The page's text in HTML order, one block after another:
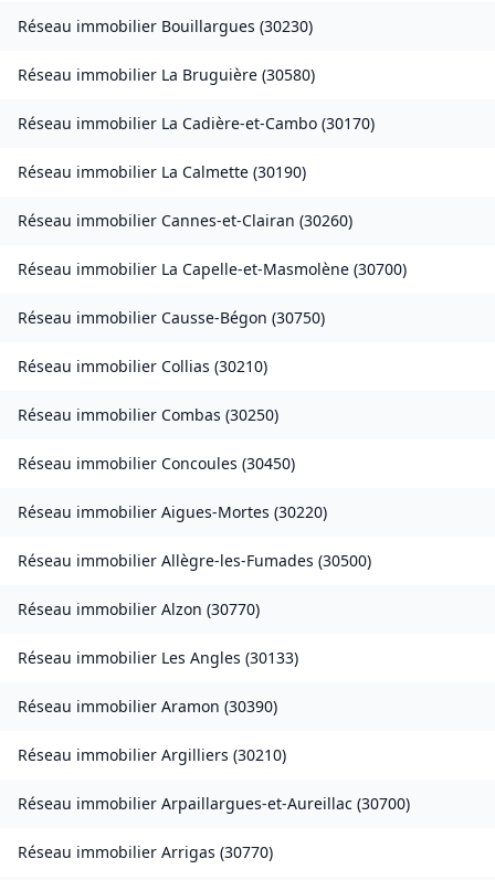
Réseau immobilier Bouillargues (30230)
Réseau immobilier La Bruguière (30580)
Réseau immobilier La Cadière-et-Cambo (30170)
Réseau immobilier La Calmette (30190)
Réseau immobilier Cannes-et-Clairan (30260)
Réseau immobilier La Capelle-et-Masmolène (30700)
Réseau immobilier Causse-Bégon (30750)
Réseau immobilier Collias (30210)
Réseau immobilier Combas (30250)
Réseau immobilier Concoules (30450)
Réseau immobilier Aigues-Mortes (30220)
Réseau immobilier Allègre-les-Fumades (30500)
Réseau immobilier Alzon (30770)
Réseau immobilier Les Angles (30133)
Réseau immobilier Aramon (30390)
Réseau immobilier Argilliers (30210)
Réseau immobilier Arpaillargues-et-Aureillac (30700)
Réseau immobilier Arrigas (30770)